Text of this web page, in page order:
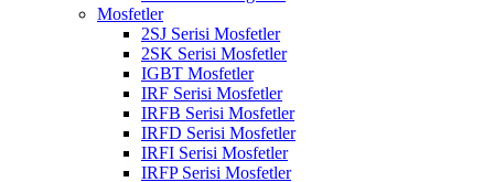
Mosfetler
2SJ Serisi Mosfetler
2SK Serisi Mosfetler
IGBT Mosfetler
IRF Serisi Mosfetler
IRFB Serisi Mosfetler
IRFD Serisi Mosfetler
IRFI Serisi Mosfetler
IRFP Serisi Mosfetler